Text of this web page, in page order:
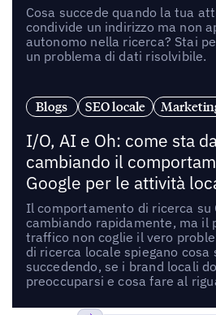
Cosa succede quando la tua
condivide un indirizzo ma non
autonomo nella ricerca? Stai
un problema di dati risolvibile.
Blogs SEO locale
I/O, AI e Oh: come sta
cambiando il
Google per le attività
Il comportamento di ricerca su
cambiando rapidamente, ma il
traffico non coglie il vero
di ricerca locale spiegano cosa
succedendo, se i brand locali
preoccuparsi e cosa fare al